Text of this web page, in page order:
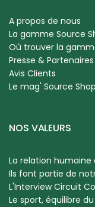
A propos de nous
La gamme Source
Où trouver la
Presse & Partenaires
Avis Clients
Le mag' Source Shop
NOS VALEURS
La relation
Ils font partie de
L'Interview Circuit
Le sport, équilibre